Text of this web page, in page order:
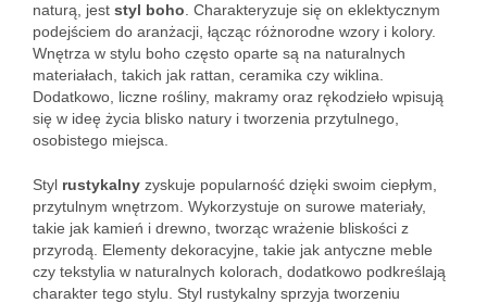
naturą, jest styl boho . Charakteryzuje się on eklektycznym
podejściem do aranżacji, łącząc różnorodne wzory i kolory.
Wnętrza w stylu boho często oparte są na naturalnych
materiałach, takich jak rattan, ceramika czy wiklina.
Dodatkowo, liczne rośliny, makramy oraz rękodzieło wpisują
się w ideę życia blisko natury i tworzenia przytulnego,
osobistego miejsca.
Styl rustykalny zyskuje popularność dzięki swoim ciepłym,
przytulnym wnętrzom. Wykorzystuje on surowe materiały,
takie jak kamień i drewno, tworząc wrażenie bliskości z
przyrodą. Elementy dekoracyjne, takie jak antyczne meble
czy tekstylia w naturalnych kolorach, dodatkowo podkreślają
charakter tego stylu. Styl rustykalny sprzyja tworzeniu